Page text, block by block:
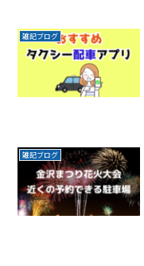
雑記ブログ
雑記ブログ